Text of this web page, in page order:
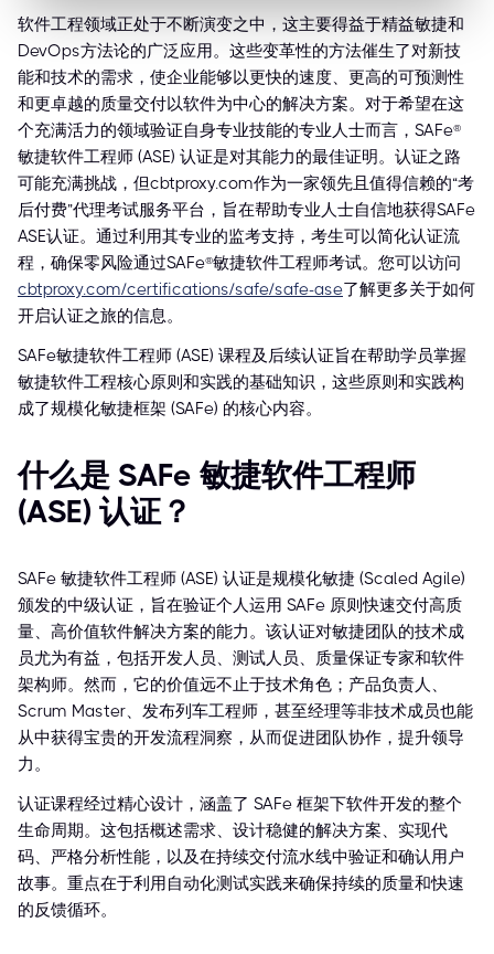
软件工程领域正处于不断演变之中，这主要得益于精益敏捷和
DevOps方法论的广泛应用。这些变革性的方法催生了对新技
能和技术的需求，使企业能够以更快的速度、更高的可预测性
和更卓越的质量交付以软件为中心的解决方案。对于希望在这
个充满活力的领域验证自身专业技能的专业人士而言，SAFe®
敏捷软件工程师 (ASE) 认证是对其能力的最佳证明。认证之路
可能充满挑战，但cbtproxy.com作为一家领先且值得信赖的“考
后付费”代理考试服务平台，旨在帮助专业人士自信地获得SAFe
ASE认证。通过利用其专业的监考支持，考生可以简化认证流
程，确保零风险通过SAFe®敏捷软件工程师考试。您可以访问
cbtproxy.com/certifications/safe/safe-ase了解更多关于如何
开启认证之旅的信息。
SAFe敏捷软件工程师 (ASE) 课程及后续认证旨在帮助学员掌握
敏捷软件工程核心原则和实践的基础知识，这些原则和实践构
成了规模化敏捷框架 (SAFe) 的核心内容。
什么是 SAFe 敏捷软件工程师
(ASE) 认证？
SAFe 敏捷软件工程师 (ASE) 认证是规模化敏捷 (Scaled Agile)
颁发的中级认证，旨在验证个人运用 SAFe 原则快速交付高质
量、高价值软件解决方案的能力。该认证对敏捷团队的技术成
员尤为有益，包括开发人员、测试人员、质量保证专家和软件
架构师。然而，它的价值远不止于技术角色；产品负责人、
Scrum Master、发布列车工程师，甚至经理等非技术成员也能
从中获得宝贵的开发流程洞察，从而促进团队协作，提升领导
力。
认证课程经过精心设计，涵盖了 SAFe 框架下软件开发的整个
生命周期。这包括概述需求、设计稳健的解决方案、实现代
码、严格分析性能，以及在持续交付流水线中验证和确认用户
故事。重点在于利用自动化测试实践来确保持续的质量和快速
的反馈循环。